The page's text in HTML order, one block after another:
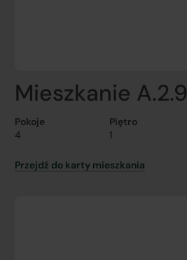
Mieszkanie A.2.9
Pokoje
4
Piętro
1
Przejdź do karty mieszkania